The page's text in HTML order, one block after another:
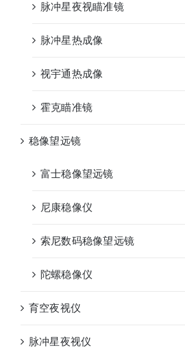
脉冲星夜视瞄准镜
脉冲星热成像
视宇通热成像
霍克瞄准镜
稳像望远镜
富士稳像望远镜
尼康稳像仪
索尼数码稳像望远镜
陀螺稳像仪
育空夜视仪
脉冲星夜视仪